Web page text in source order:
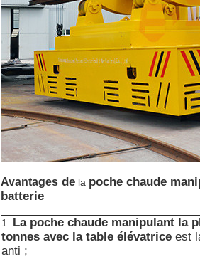
Avantages de la poche chaude
batterie
1. La poche chaude manipulant la
tonnes avec la table élévatrice est
anti ;